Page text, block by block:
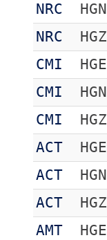
NRC
HGN
NRC
HGZ
CMI
HGE
CMI
HGN
CMI
HGZ
ACT
HGE
ACT
HGN
ACT
HGZ
AMT
HGE